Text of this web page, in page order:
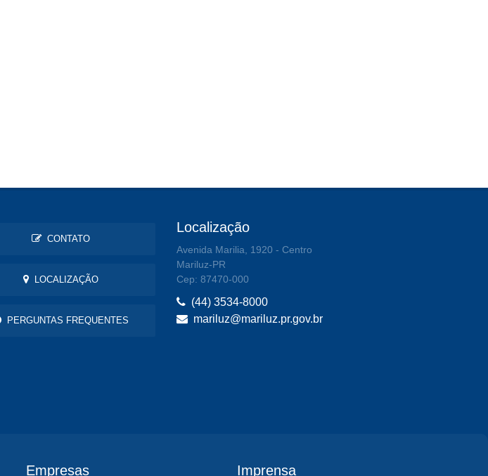
CONTATO
LOCALIZAÇÃO
PERGUNTAS FREQUENTES
Localização
Avenida Marilia, 1920 - Centro
Mariluz-PR
Cep: 87470-000
(44) 3534-8000
mariluz@mariluz.pr.gov.br
Empresas Imprensa